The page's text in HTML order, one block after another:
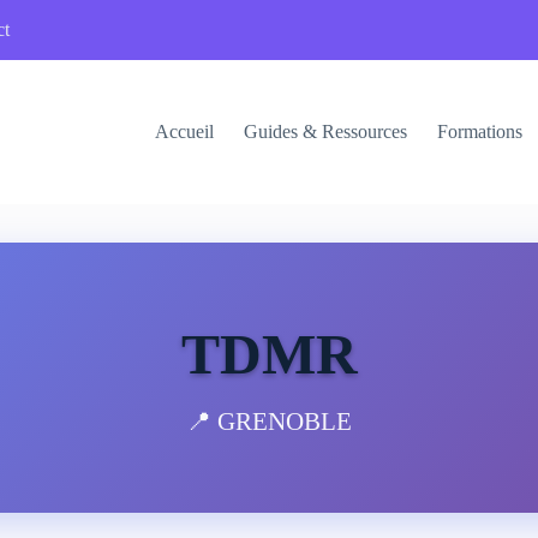
Accueil Guides & Ressources Formations
TDMR
📍 GRENOBLE